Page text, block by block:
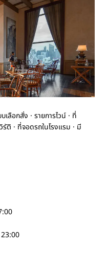
เลือกสั่ง · รายการไวน์ · ที่
ติ · ที่จอดรถในโรงแรม · มี